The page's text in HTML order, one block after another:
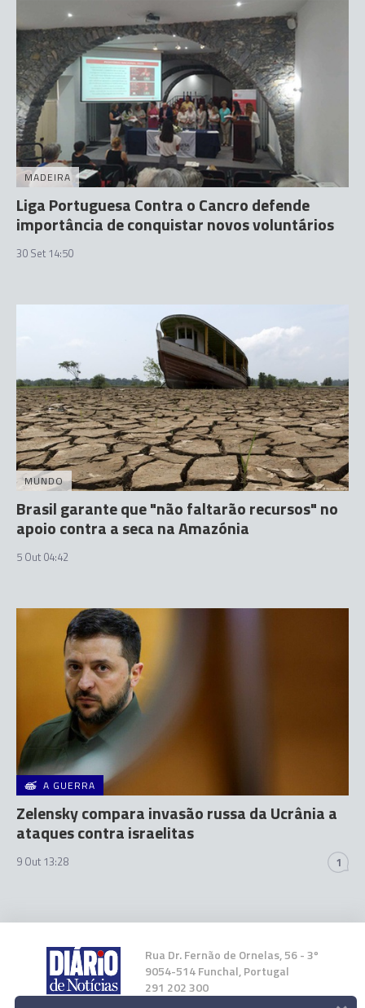
MADEIRA
Liga Portuguesa Contra o Cancro defende
importância de conquistar novos voluntários
30 Set 14:50
MUNDO
Brasil garante que "não faltarão recursos" no
apoio contra a seca na Amazónia
5 Out 04:42
A GUERRA
Zelensky compara invasão russa da Ucrânia a
ataques contra israelitas
9 Out 13:28 1
Rua Dr. Fernão de Ornelas, 56 - 3º
9054-514 Funchal, Portugal
291 202 300